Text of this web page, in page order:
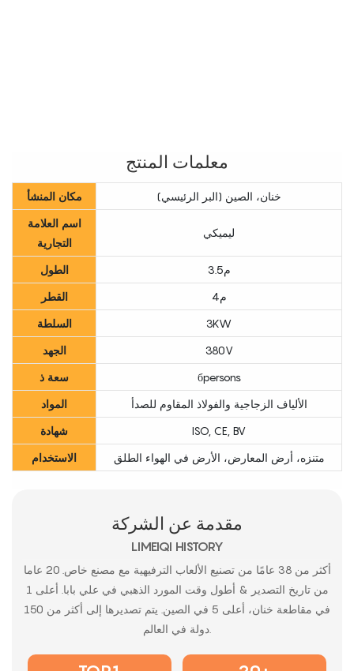
معلمات المنتج
مكان المنشأ
خنان، الصين (البر الرئيسي)
اسم العلامة
التجارية
ليميكي
الطول
م3.5
القطر
م4
السلطة
3KW
الجهد
380V
سعة ذ
бpersons
المواد
الألياف الزجاجية والفولاذ المقاوم للصدأ
شهادة
ISO, CE, BV
الاستخدام
متنزه، أرض المعارض، الأرض في الهواء الطلق
مقدمة عن الشركة
LIMEIQI HISTORY
أكثر من 38 عامًا من تصنيع الألعاب الترفيهية مع مصنع خاص. 20 عاما
من تاريخ التصدير & أطول وقت المورد الذهبي في علي بابا. أعلى 1
في مقاطعة خنان، أعلى 5 في الصين. يتم تصديرها إلى أكثر من 150